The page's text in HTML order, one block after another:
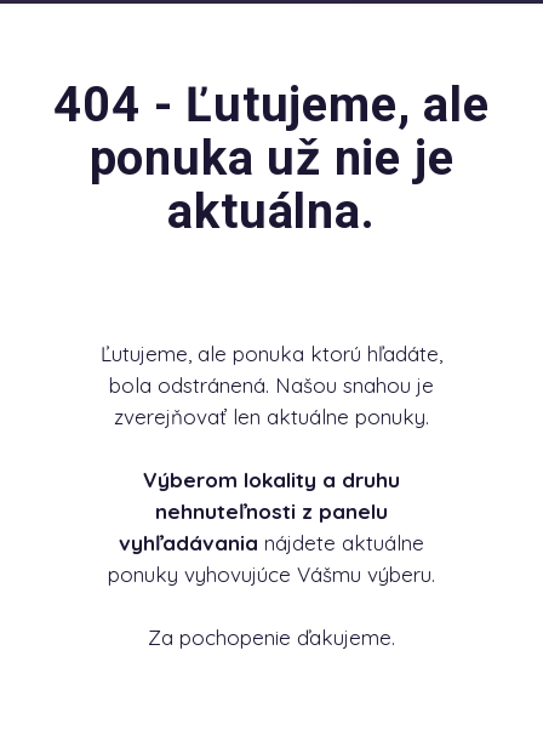
404 - Ľutujeme, ale
ponuka už nie je
aktuálna.
Ľutujeme, ale ponuka ktorú hľadáte,
bola odstránená. Našou snahou je
zverejňovať len aktuálne ponuky.
Výberom lokality a druhu
nehnuteľnosti z panelu
vyhľadávania nájdete aktuálne
ponuky vyhovujúce Vášmu výberu.
Za pochopenie ďakujeme.